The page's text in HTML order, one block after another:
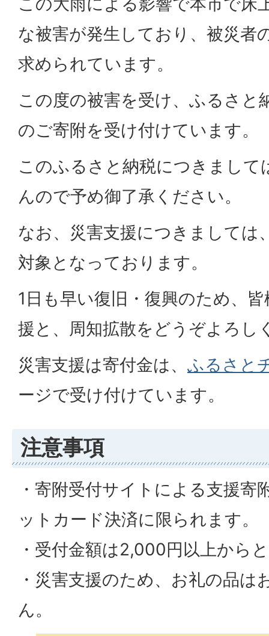
な被害が発生しており、被災者
求められています。
この度の被害を受け、ふるさと
のご寄附を受け付けています。
このふるさと納税につきまして
んので予め御了承ください。
なお、災害支援につきましては
対象となっております。
1日も早い復旧・復興のため、
援と、周知拡散をどうぞよろし
災害支援は寄付金は、 ふるさと
ージで受け付けています。
注意事項
・寄附受付サイトによる支援寄
ットカード決済に限られます。
・受付金額は2,000円以上から
・災害支援のため、お礼の品は
ん。